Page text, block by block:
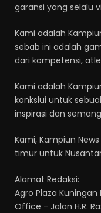
garansi yang selalu
Kami adalah
sebab ini adalah
dari kompetensi,
Kami adalah
konkslui untuk
inspirasi dan
Kami, Kampiun
timur untuk
Alamat Redaksi:
Agro Plaza
Office - Jalan H.R.